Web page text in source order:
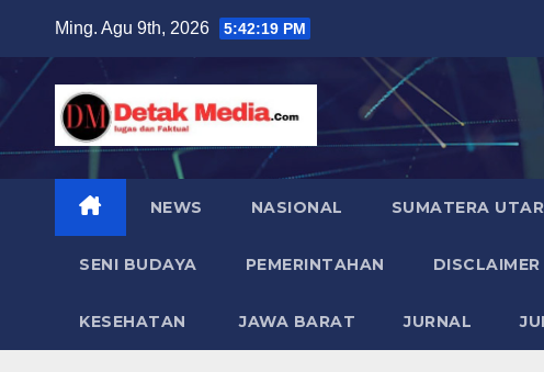
content
Ming. Agu 9th, 2026 5:42:20 PM
NEWS NASIONAL SUMATERA
SENI BUDAYA PEMERINTAHAN DISCLAIMER
KESEHATAN JAWA BARAT JURNAL